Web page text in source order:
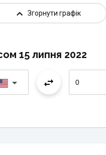
Згорнути графік
15 липня 2022